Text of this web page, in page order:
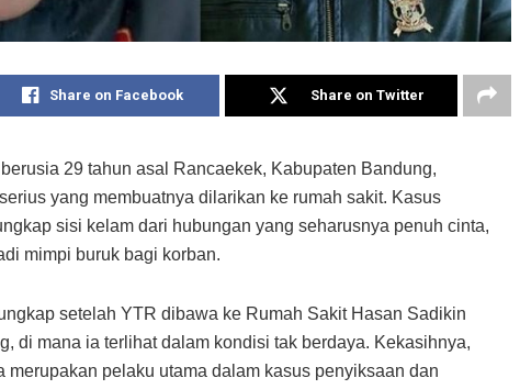
Share on Facebook Share on Twitter
29 tahun asal Rancaekek, Kabupaten Bandung,
yang membuatnya dilarikan ke rumah sakit. Kasus
sisi kelam dari hubungan yang seharusnya penuh cinta,
mimpi buruk bagi korban.
setelah YTR dibawa ke Rumah Sakit Hasan Sadikin
di mana ia terlihat dalam kondisi tak berdaya. Kekasihnya,
merupakan pelaku utama dalam kasus penyiksaan dan